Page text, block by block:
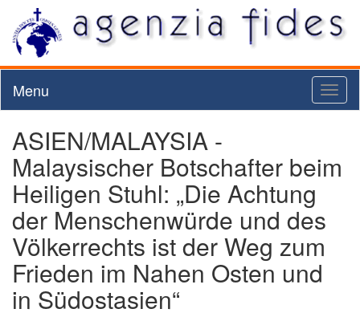
Menu
ASIEN/MALAYSIA -
Malaysischer Botschafter beim
Heiligen Stuhl: „Die Achtung
der Menschenwürde und des
Völkerrechts ist der Weg zum
Frieden im Nahen Osten und
in Südostasien“